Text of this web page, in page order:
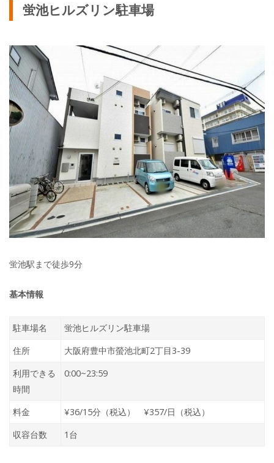
蛍池ヒルズリン駐車場
蛍池駅まで徒歩9分
基本情報
駐車場名
蛍池ヒルズリン駐車場
住所
大阪府豊中市螢池北町2丁目3-39
利用できる
時間
0:00~23:59
料金
¥36/15分（税込） ¥357/日（税込）
収容台数
1台